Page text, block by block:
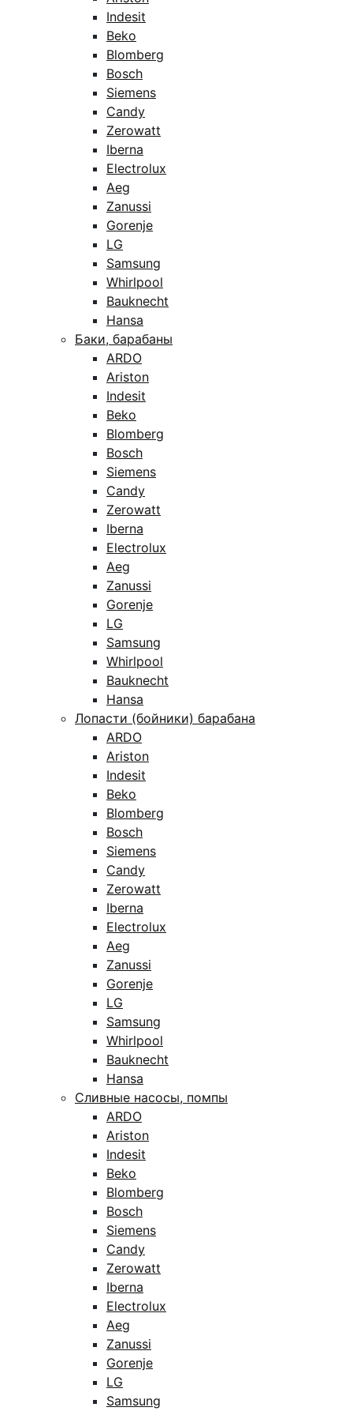
Indesit
Beko
Blomberg
Bosch
Siemens
Candy
Zerowatt
Iberna
Electrolux
Aeg
Zanussi
Gorenje
LG
Samsung
Whirlpool
Bauknecht
Hansa
Баки, барабаны
ARDO
Ariston
Indesit
Beko
Blomberg
Bosch
Siemens
Candy
Zerowatt
Iberna
Electrolux
Aeg
Zanussi
Gorenje
LG
Samsung
Whirlpool
Bauknecht
Hansa
Лопасти (бойники) барабана
ARDO
Ariston
Indesit
Beko
Blomberg
Bosch
Siemens
Candy
Zerowatt
Iberna
Electrolux
Aeg
Zanussi
Gorenje
LG
Samsung
Whirlpool
Bauknecht
Hansa
Сливные насосы, помпы
ARDO
Ariston
Indesit
Beko
Blomberg
Bosch
Siemens
Candy
Zerowatt
Iberna
Electrolux
Aeg
Zanussi
Gorenje
LG
Samsung